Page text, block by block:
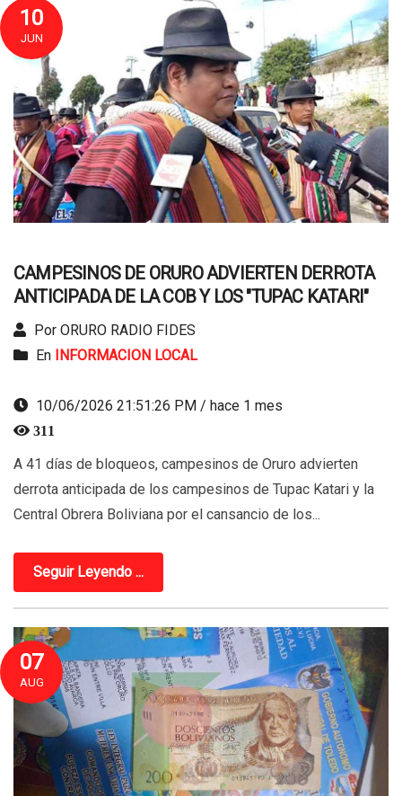
10
JUN
CAMPESINOS DE ORURO ADVIERTEN DERROTA
ANTICIPADA DE LA COB Y LOS "TUPAC KATARI"
Por ORURO RADIO FIDES
En INFORMACION LOCAL
10/06/2026 21:51:26 PM / hace 1 mes
311
A 41 días de bloqueos, campesinos de Oruro advierten
derrota anticipada de los campesinos de Tupac Katari y la
Central Obrera Boliviana por el cansancio de los...
Seguir Leyendo ...
07
AUG